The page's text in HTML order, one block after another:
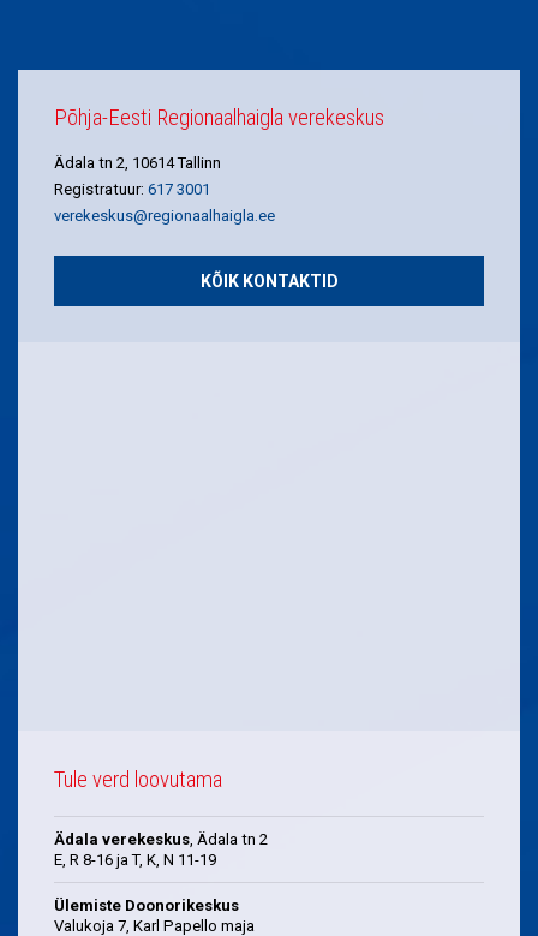
Põhja-Eesti Regionaalhaigla verekeskus
Ädala tn 2, 10614 Tallinn
Registratuur: 617 3001
verekeskus@regionaalhaigla.ee
KÕIK KONTAKTID
Tule verd loovutama
Ädala verekeskus, Ädala tn 2
E, R 8-16 ja T, K, N 11-19
Ülemiste Doonorikeskus
Valukoja 7, Karl Papello maja